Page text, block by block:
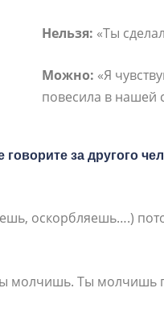
Нельзя: «Ты
Можно: «Я
повесила в нашей
за другого
оскорбляешь….)
молчишь. Ты молчишь